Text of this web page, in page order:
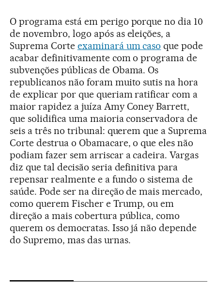
O programa está em perigo porque no dia 10
de novembro, logo após as eleições, a
Suprema Corte examinará um caso que pode
acabar definitivamente com o programa de
subvenções públicas de Obama. Os
republicanos não foram muito sutis na hora
de explicar por que queriam ratificar com a
maior rapidez a juíza Amy Coney Barrett,
que solidifica uma maioria conservadora de
seis a três no tribunal: querem que a Suprema
Corte destrua o Obamacare, o que eles não
podiam fazer sem arriscar a cadeira. Vargas
diz que tal decisão seria definitiva para
repensar realmente e a fundo o sistema de
saúde. Pode ser na direção de mais mercado,
como querem Fischer e Trump, ou em
direção a mais cobertura pública, como
querem os democratas. Isso já não depende
do Supremo, mas das urnas.